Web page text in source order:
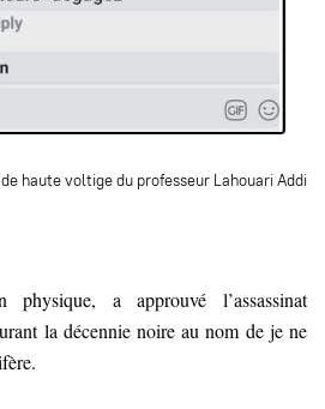
haute voltige du professeur Lahouari Addi
a approuvé l’assassinat
la décennie noire au nom de je ne